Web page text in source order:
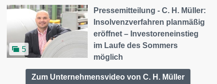
5
Pressemitteilung - C. H. Müller:
Insolvenzverfahren planmäßig
eröffnet – Investoreneinstieg
im Laufe des Sommers
möglich
Zum Unternehmensvideo von C. H. Müller